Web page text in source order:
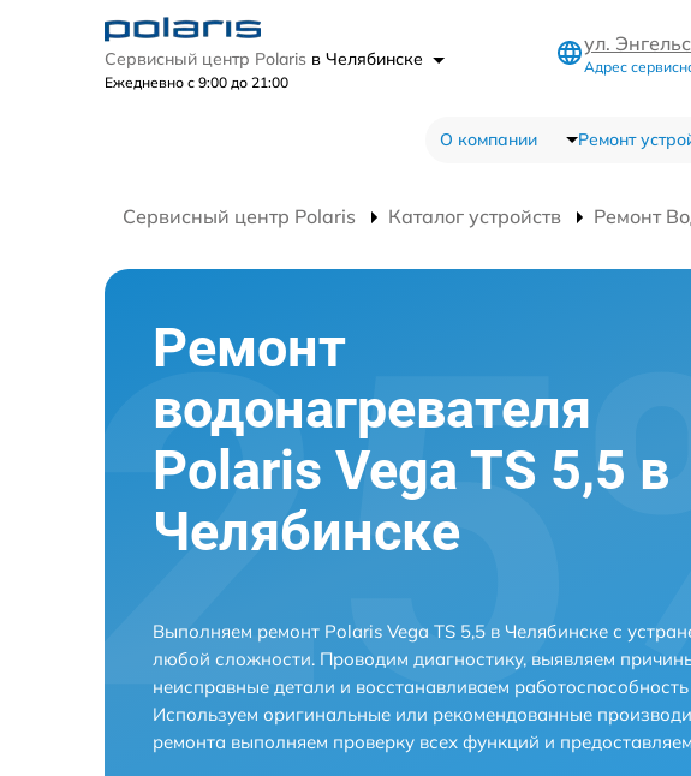
Сервисный центр Polaris в Челябинске
Ежедневно с 9:00 до 21:00
ул.
Адрес
О компании Ремонт
Сервисный центр Polaris Каталог устройств Ремонт
Ремонт
водонагревателя
Polaris Vega TS 5,5 в
Челябинске
Выполняем ремонт Polaris Vega TS 5,5 в Челябинске с
любой сложности. Проводим диагностику, выявляем
неисправные детали и восстанавливаем работоспособность
Используем оригинальные или рекомендованные
ремонта выполняем проверку всех функций и